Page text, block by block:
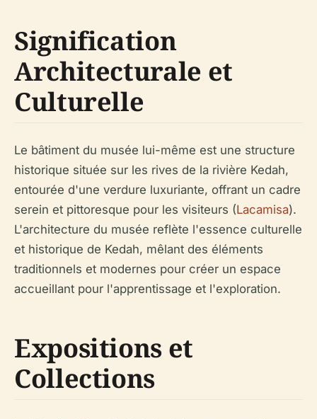
Signification
Architecturale et
Culturelle
Le bâtiment du musée lui-même est une structure
historique située sur les rives de la rivière Kedah,
entourée d'une verdure luxuriante, offrant un cadre
serein et pittoresque pour les visiteurs (Lacamisa).
L'architecture du musée reflète l'essence culturelle
et historique de Kedah, mêlant des éléments
traditionnels et modernes pour créer un espace
accueillant pour l'apprentissage et l'exploration.
Expositions et
Collections